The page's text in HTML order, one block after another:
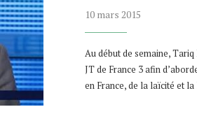
10 mars 2015
Au début de semaine,
JT de France 3 afin
en France, de la laïcité et